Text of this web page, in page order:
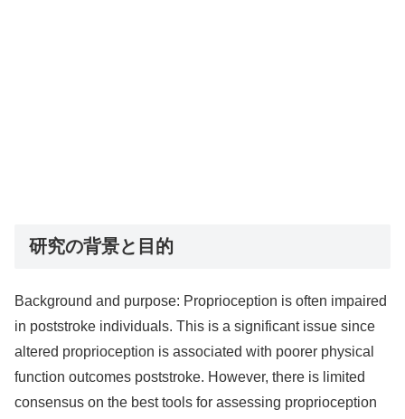
研究の背景と目的
Background and purpose: Proprioception is often impaired
in poststroke individuals. This is a significant issue since
altered proprioception is associated with poorer physical
function outcomes poststroke. However, there is limited
consensus on the best tools for assessing proprioception